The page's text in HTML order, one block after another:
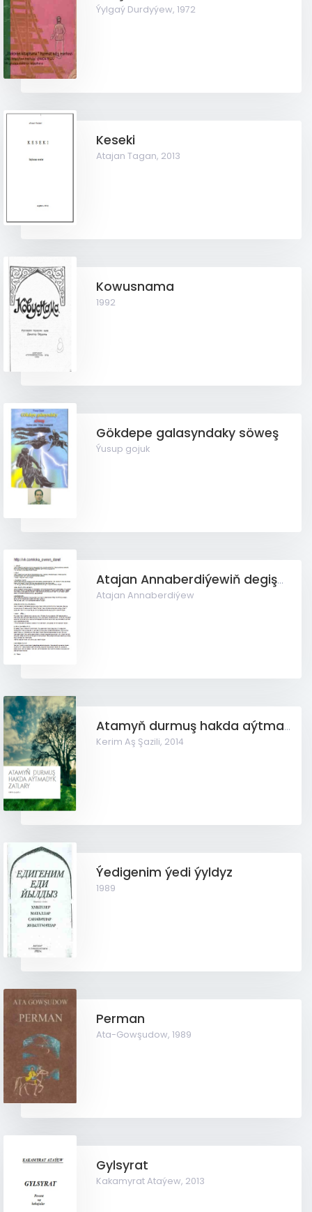
Ýylgaý Durdyýew,1972
Keseki
Atajan Tagan, 2013
Kowusnama
1992
Gökdepe galasyndaky söweş
Ýusup gojuk
Atajan Annaberdiýewiň degişmeleri
Atajan Annaberdiýew
Atamyň durmuş hakda aýtmadyk zatlary
Kerim Aş Şazili, 2014
Ýedigenim ýedi ýyldyz
1989
Perman
Ata-Gowşudow,1989
Gylsyrat
Kakamyrat Ataýew, 2013